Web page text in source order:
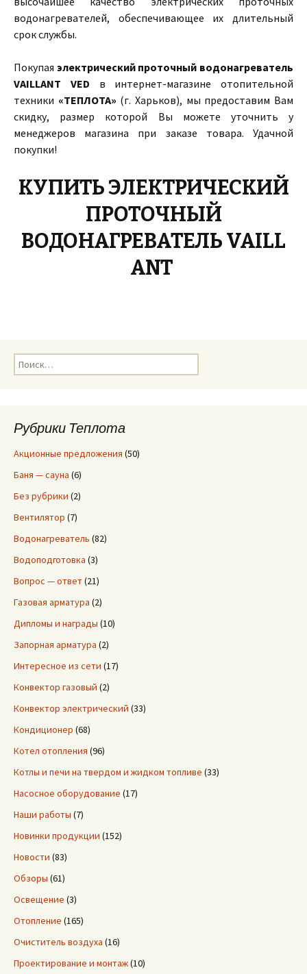
водонагревателей, обеспечивающее их длительный
срок службы.
Покупая электрический проточный водонагреватель
VAILLANT VED в интернет-магазине отопительной
техники «ТЕПЛОТА» (г. Харьков), мы предоставим Вам
скидку, размер которой Вы можете уточнить у
менеджеров магазина при заказе товара. Удачной
покупки!
КУПИТЬ ЭЛЕКТРИЧЕСКИЙ
ПРОТОЧНЫЙ
ВОДОНАГРЕВАТЕЛЬ VAILL
ANT
Н
а
:Рубрики Теплота
Акционные предложения (50)
Баня — сауна (6)
Без рубрики (2)
Вентилятор (7)
Водонагреватель (82)
Водоподготовка (3)
Вопрос — ответ(21)
Газовая арматура (2)
Дипломы и награды (10)
Запорная арматура (2)
Интересное из сети (17)
Конвектор газовый (2)
Конвектор электрический (33)
Кондиционер (68)
Котел отопления (96)
Котлы и печи на твердом и жидком топливе (33)
Насосное оборудование (17)
Наши работы (7)
Новинки продукции (152)
Новости (83)
Обзоры (61)
Освещение (3)
Отопление (165)
Очиститель воздуха (16)
Проектирование и монтаж(10)